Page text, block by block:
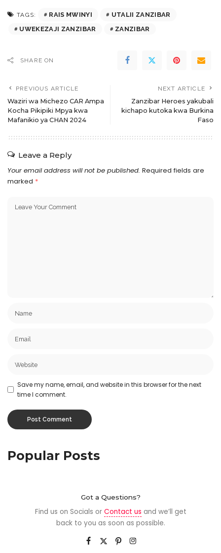
TAGS: RAIS MWINYI
UTALII ZANZIBAR
UWEKEZAJI ZANZIBAR
ZANZIBAR
SHARE ON
PREVIOUS ARTICLE
Waziri wa Michezo CAR Ampa
Kocha Pikipiki Mpya kwa
Mafanikio ya CHAN 2024
NEXT ARTICLE
Zanzibar Heroes yakubali
kichapo kutoka kwa Burkina
Faso
Leave a Reply
Your email address will not be published. Required fields are
marked *
Save my name, email, and website in this browser for the next
time I comment.
Popular Posts
Got a Questions?
Find us on Socials or Contact us and we’ll get
back to you as soon as possible.